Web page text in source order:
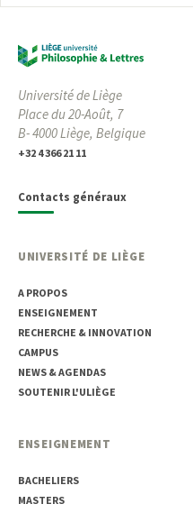
Université de Liège
Place du 20-Août, 7
B- 4000 Liège, Belgique
+32 4 366 21 11
Contacts généraux
UNIVERSITÉ DE LIÈGE
A PROPOS
ENSEIGNEMENT
RECHERCHE & INNOVATION
CAMPUS
NEWS & AGENDAS
SOUTENIR L'ULIÈGE
ENSEIGNEMENT
BACHELIERS
MASTERS